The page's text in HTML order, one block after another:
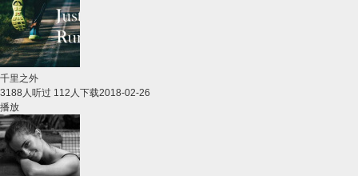
千里之外
3188人听过 112人下载2018-02-26
播放